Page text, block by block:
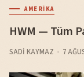
AMERIKA
HWM — Tüm
SADI KAYMAZ 7